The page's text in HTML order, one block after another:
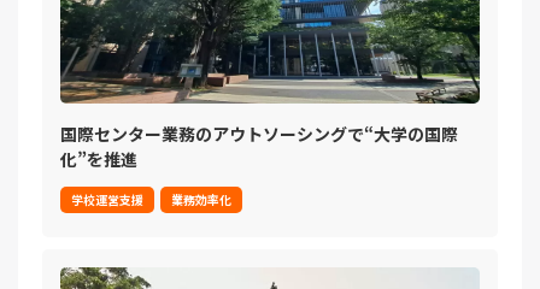
国際センター業務のアウトソーシングで“大学の国際
化”を推進
学校運営支援 業務効率化